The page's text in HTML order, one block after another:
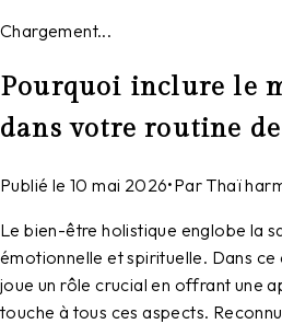
Chargement...
Pourquoi inclure le
dans votre routine
Publié le 10 mai 2026•Par Thaï
Le bien-être holistique englobe la
émotionnelle et spirituelle. Dans ce
joue un rôle crucial en offrant une
touche à tous ces aspects.